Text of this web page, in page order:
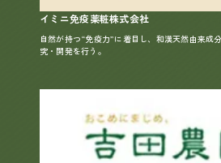
イミニ免疫薬粧株式会社
自然が持つ“免疫力”に着目し、和漢天然由来成
究・開発を行う。